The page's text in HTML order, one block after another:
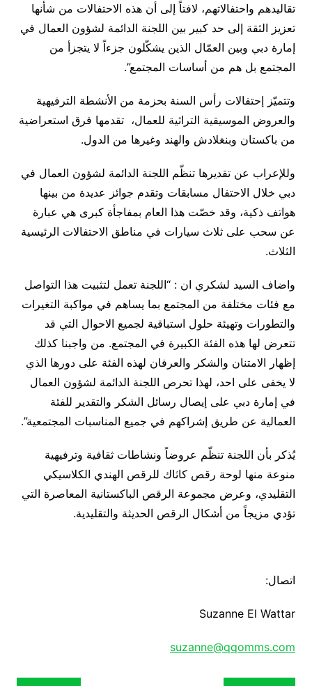
تقاليدهم واحتفالاتهم، لافتاً إلى أن هذه الاحتفالات من شأنها
تعزيز الثقة إلى حد كبير بين اللجنة الدائمة لشؤون العمال في
إمارة دبي وبين العمّال الذين يشكّلون جزءاً لا يتجزأ من
المجتمع بل هم من أساسات المجتمع”.
وتتميّز إحتفالات رأس السنة بحزمة من الأنشطة الترفيهية
والعروض الموسيقية التراثية للعمال، تقدمها فرق استعراضية
من باكستان وبنغلادش والهند وغيرها من الدول.
وللإعراب عن تقديرها تنظّم اللجنة الدائمة لشؤون العمال في
دبي خلال الاحتفال مسابقات وتقدم جوائز عديدة من بينها
هواتف ذكية، وقد خصّت هذا العام بمفاجأة كبرى هي عبارة
عن سحب على ثلاث سيارات في مناطق الاحتفالات الرئيسية
الثلاث.
واضاف السيد لشكري ان : “اللجنة تعمل لتثبيت هذا التواصل
مع فئات مختلفة من المجتمع بما يساهم في مواكبة التغيرات
والتطورات وتهيئة حلول استباقية لجميع الاحوال التي قد
تتعرض لها هذه الفئة الكبيرة في المجتمع. من واجبنا كذلك
إظهار الامتنان والشكر والعرفان لهذه الفئة على دورها الذي
لا يخفى على احد، لهذا تحرص اللجنة الدائمة لشؤون العمال
في إمارة دبي على إيصال رسائل الشكر والتقدير للفئة
العمالية عن طريق إشراكهم في جميع المناسبات المجتمعية”.
يُذكر بأن اللجنة تنظّم عروضاً ونشاطات ثقافية وترفيهية
منوعة منها لوحة رقص كاثاك للرقص الهندي الكلاسيكي
التقليدي، وعرض مجموعة الرقص الباكستانية المعاصرة التي
تؤدي مزيجاً من أشكال الرقص الحديثة والتقليدية.
اتصال:
Suzanne El Wattar
suzanne@qqomms.com